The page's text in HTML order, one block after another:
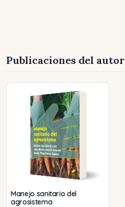
Publicaciones del autor
Manejo sanitario del
agrosistema